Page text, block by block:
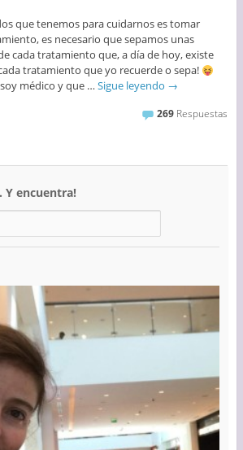
que tenemos para cuidarnos es tomar
es necesario que sepamos unas
cada tratamiento que, a día de hoy, existe
tratamiento que yo recuerde o sepa!
médico y que … Sigue leyendo →
269 Respuestas
Y encuentra!